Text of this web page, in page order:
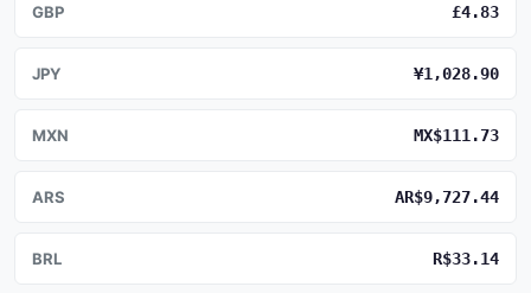
GBP £4.83
JPY ¥1,028.90
MXN MX$111.73
ARS AR$9,727.44
BRL R$33.14